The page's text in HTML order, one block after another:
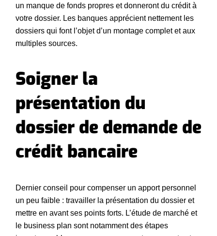
un manque de fonds propres et donneront du crédit à
votre dossier. Les banques apprécient nettement les
dossiers qui font l’objet d’un montage complet et aux
multiples sources.
Soigner la
présentation du
dossier de demande de
crédit bancaire
Dernier conseil pour compenser un apport personnel
un peu faible : travailler la présentation du dossier et
mettre en avant ses points forts. L’étude de marché et
le business plan sont notamment des étapes